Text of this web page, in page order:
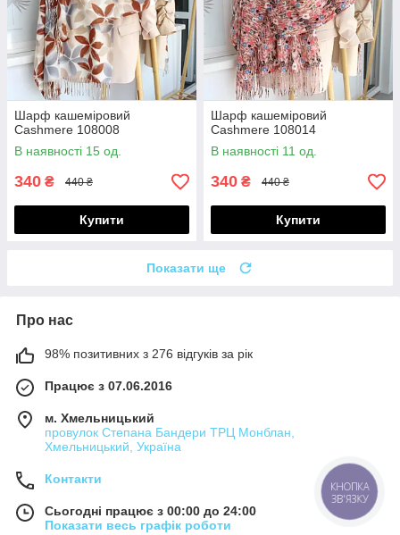
Шарф кашеміровий
Cashmere 108008
В наявності 15 од.
340 ₴ 440 ₴
Купити
Шарф кашеміровий
Cashmere 108014
В наявності 11 од.
340 ₴ 440 ₴
Купити
Показати ще
Про нас
98% позитивних з 276 відгуків за рік
Працює з 07.06.2016
м. Хмельницький
провулок Степана Бандери ТРЦ Монблан,
Хмельницький, Україна
Контакти
Сьогодні працює з 00:00 до 24:00
Показати весь графік роботи
КНОПКА
ЗВ'ЯЗКУ